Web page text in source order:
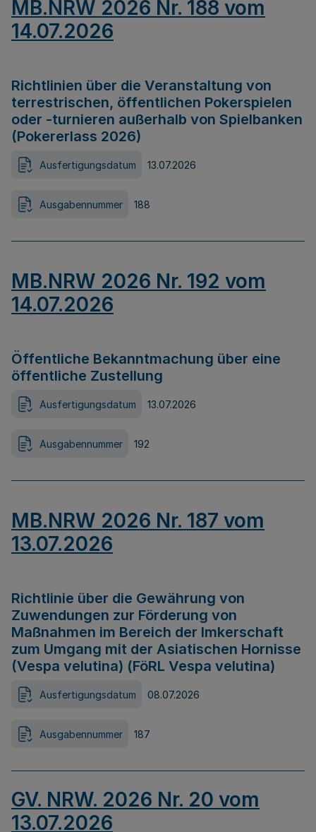
MB.NRW 2026 Nr. 188 vom
14.07.2026
Richtlinien über die Veranstaltung von
terrestrischen, öffentlichen Pokerspielen
oder -turnieren außerhalb von Spielbanken
(Pokererlass 2026)
Ausfertigungsdatum 13.07.2026
Ausgabennummer 188
MB.NRW 2026 Nr. 192 vom
14.07.2026
Öffentliche Bekanntmachung über eine
öffentliche Zustellung
Ausfertigungsdatum 13.07.2026
Ausgabennummer 192
MB.NRW 2026 Nr. 187 vom
13.07.2026
Richtlinie über die Gewährung von
Zuwendungen zur Förderung von
Maßnahmen im Bereich der Imkerschaft
zum Umgang mit der Asiatischen Hornisse
(Vespa velutina) (FöRL Vespa velutina)
Ausfertigungsdatum 08.07.2026
Ausgabennummer 187
GV. NRW. 2026 Nr. 20 vom
13.07.2026